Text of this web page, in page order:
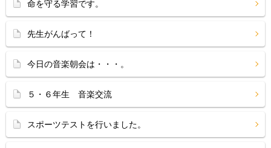
命を守る学習です。
先生がんばって！
今日の音楽朝会は・・・。
５・６年生 音楽交流
スポーツテストを行いました。